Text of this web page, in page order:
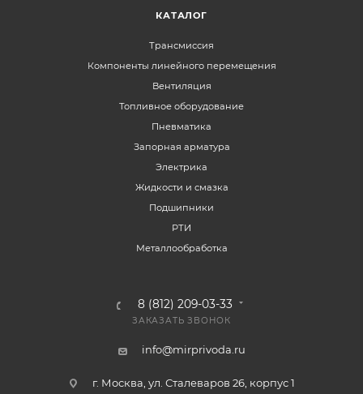
КАТАЛОГ
Трансмиссия
Компоненты линейного перемещения
Вентиляция
Топливное оборудование
Пневматика
Запорная арматура
Электрика
Жидкости и смазка
Подшипники
РТИ
Металлообработка
8 (812) 209-03-33
ЗАКАЗАТЬ ЗВОНОК
info@mirprivoda.ru
г. Москва, ул. Сталеваров 26, корпус 1